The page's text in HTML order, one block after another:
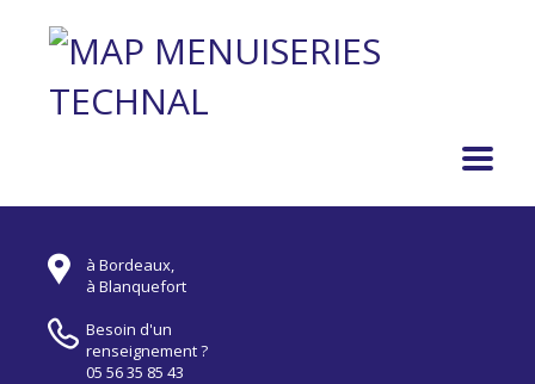
à Bordeaux,
à Blanquefort
Besoin d'un
renseignement ?
05 56 35 85 43